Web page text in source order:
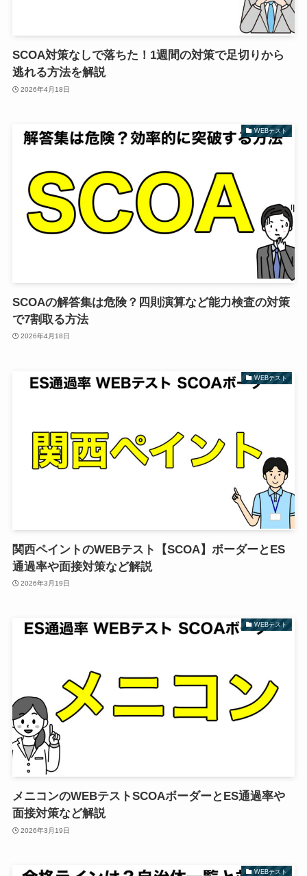
SCOA対策なしで落ちた！1週間の対策で足切りから
逃れる方法を解説
2026年4月18日
WEBテスト
SCOAの解答集は危険？四則演算など能力検査の対策
で7割取る方法
2026年4月18日
WEBテスト
関西ペイントのWEBテスト【SCOA】ボーダーとES
通過率や面接対策など解説
2026年3月19日
WEBテスト
メニコンのWEBテストSCOAボーダーとES通過率や
面接対策など解説
2026年3月19日
WEBテスト